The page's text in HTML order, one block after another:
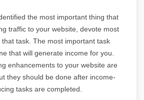
the most important thing that
traffic to your website, devote most
task. The most important task
that will generate income for you.
enhancements to your website are
they should be done after income-
tasks are completed.